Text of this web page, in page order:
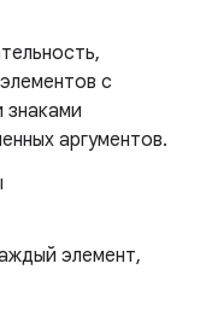
с
знаками
аргументов.
элемент,